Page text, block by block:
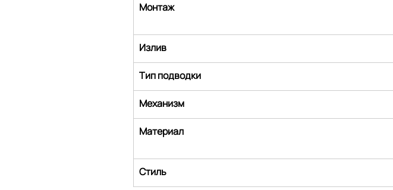
Монтаж
Излив
Тип подводки
Механизм
Материал
Стиль